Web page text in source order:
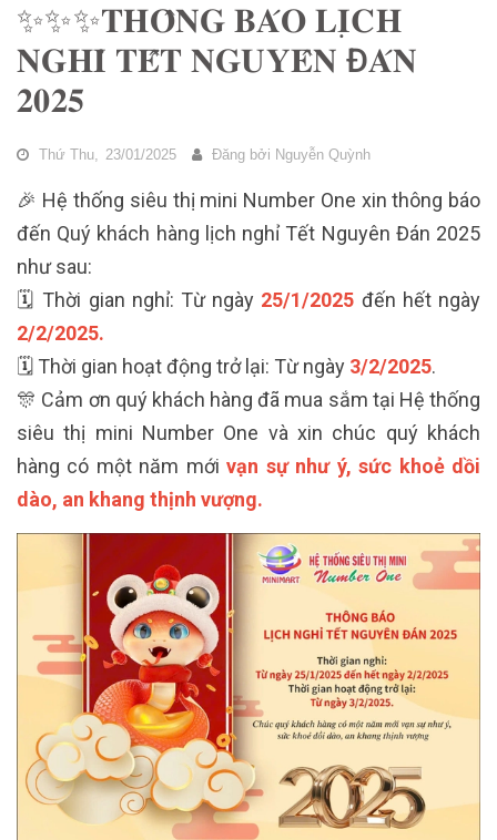
✨✨✨𝐓𝐇𝐎̂𝐍𝐆 𝐁𝐀́𝐎 𝐋𝐈̣𝐂𝐇
𝐍𝐆𝐇𝐈̉ 𝐓𝐄̂́𝐓 𝐍𝐆𝐔𝐘𝐄̂𝐍 Đ𝐀́𝐍
𝟐𝟎𝟐𝟓
Thứ Thu, 23/01/2025 Đăng bởi Nguyễn Quỳnh
🎉 Hệ thống siêu thị mini Number One xin thông báo
đến Quý khách hàng lịch nghỉ Tết Nguyên Đán 2025
như sau:
🗓️ Thời gian nghỉ: Từ ngày 25/1/2025 đến hết ngày
2/2/2025.
🗓️ Thời gian hoạt động trở lại: Từ ngày 3/2/2025.
🎊 Cảm ơn quý khách hàng đã mua sắm tại Hệ thống
siêu thị mini Number One và xin chúc quý khách
hàng có một năm mớivạn sự như ý, sức khoẻ dồi
dào, an khang thịnh vượng.